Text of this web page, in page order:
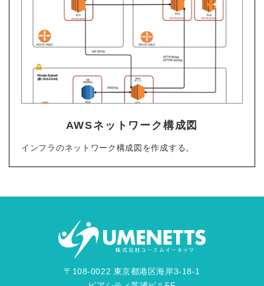
AWSネットワーク構成図
インフラのネットワーク構成図を作成する。
〒108-0022 東京都港区海岸3-18-1